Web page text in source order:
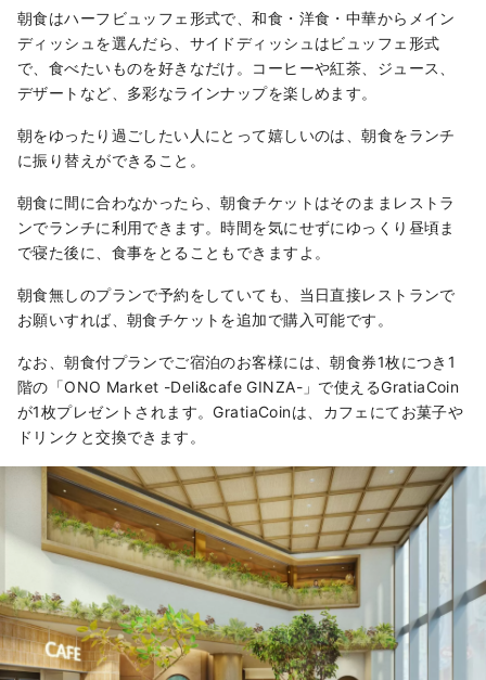
朝食はハーフビュッフェ形式で、和食・洋食・中華からメイン
ディッシュを選んだら、サイドディッシュはビュッフェ形式
で、食べたいものを好きなだけ。コーヒーや紅茶、ジュース、
デザートなど、多彩なラインナップを楽しめます。
朝をゆったり過ごしたい人にとって嬉しいのは、朝食をランチ
に振り替えができること。
朝食に間に合わなかったら、朝食チケットはそのままレストラ
ンでランチに利用できます。時間を気にせずにゆっくり昼頃ま
で寝た後に、食事をとることもできますよ。
朝食無しのプランで予約をしていても、当日直接レストランで
お願いすれば、朝食チケットを追加で購入可能です。
なお、朝食付プランでご宿泊のお客様には、朝食券1枚につき1
階の「ONO Market -Deli&cafe GINZA-」で使えるGratiaCoin
が1枚プレゼントされます。GratiaCoinは、カフェにてお菓子や
ドリンクと交換できます。